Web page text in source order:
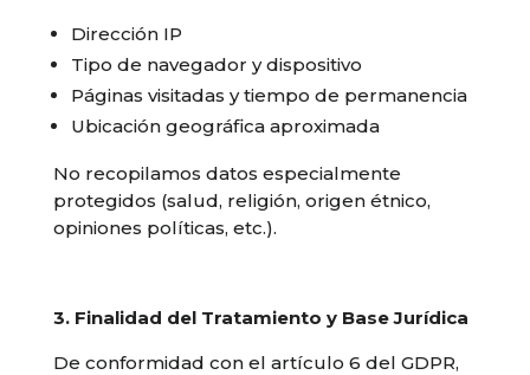
Dirección IP
Tipo de navegador y dispositivo
Páginas visitadas y tiempo de permanencia
Ubicación geográfica aproximada
No recopilamos datos especialmente
protegidos (salud, religión, origen étnico,
opiniones políticas, etc.).
3. Finalidad del Tratamiento y Base Jurídica
De conformidad con el artículo 6 del GDPR,